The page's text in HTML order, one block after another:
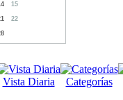
15
22
Vista Diaria Categorías